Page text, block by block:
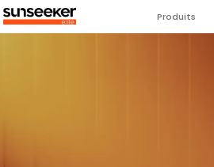
Produits